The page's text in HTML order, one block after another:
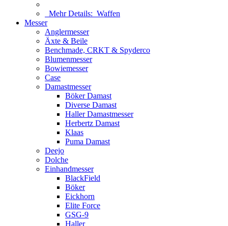
Mehr Details: Waffen
Messer
Anglermesser
Äxte & Beile
Benchmade, CRKT & Spyderco
Blumenmesser
Bowiemesser
Case
Damastmesser
Böker Damast
Diverse Damast
Haller Damastmesser
Herbertz Damast
Klaas
Puma Damast
Deejo
Dolche
Einhandmesser
BlackField
Böker
Eickhorn
Elite Force
GSG-9
Haller